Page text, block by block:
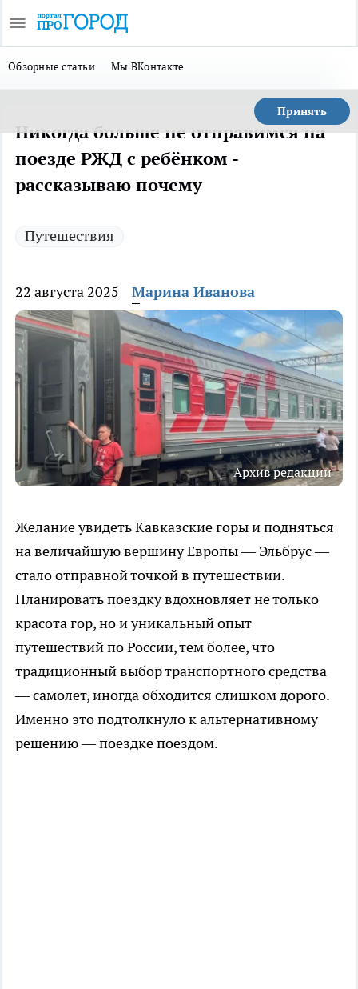
Обзорные статьи Мы ВКонтакте
Принять
Никогда больше не отправимся на
поезде РЖД с ребёнком -
рассказываю почему
Путешествия
22 августа 2025 Марина Иванова
Архив редакции
Желание увидеть Кавказские горы и подняться
на величайшую вершину Европы — Эльбрус —
стало отправной точкой в путешествии.
Планировать поездку вдохновляет не только
красота гор, но и уникальный опыт
путешествий по России, тем более, что
традиционный выбор транспортного средства
— самолет, иногда обходится слишком дорого.
Именно это подтолкнуло к альтернативному
решению — поездке поездом.